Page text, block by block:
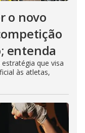
o novo
entenda
que visa
às atletas,